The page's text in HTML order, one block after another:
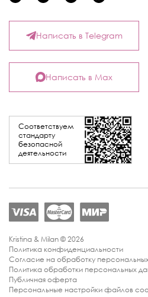
Соответствуем
стандарту
безопасной
деятельности
Написать в Telegram
Написать в Max
Kristina & Milan © 2026
Политика конфиденциальности
Согласие на обработку
Политика обработки персональных
Публичная оферта
Персональные настройки файлов